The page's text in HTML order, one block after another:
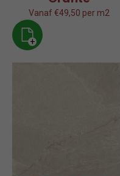
Vanaf €49,50 per m2
+